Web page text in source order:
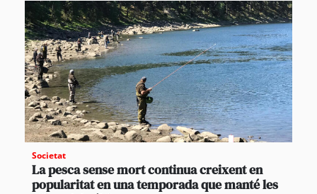
Societat
La pesca sense mort continua creixent en
popularitat en una temporada que manté les